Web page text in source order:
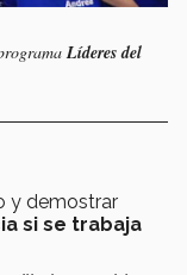
Líderes del
y demostrar
si se trabaja